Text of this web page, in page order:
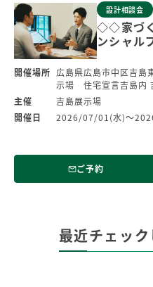
設計相談会
◇◇家づ
ンシャ
開催場所 広島県広島市中区吉島
示場 住宅宣言吉島内
主催
吉島展示場
開催日
2026/07/01(水)～
ご予約
最近チェッ